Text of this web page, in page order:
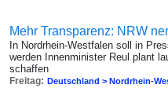
Mehr Transparenz: NRW
In Nordrhein-Westfalen soll in
werden Innenminister Reul plant
schaffen
Freitag: Deutschland > Nordrhein-